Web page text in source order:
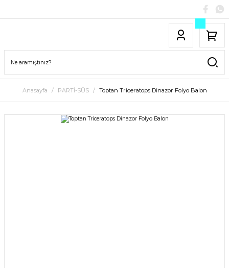
Anasayfa PARTİ-SÜS Toptan Triceratops Dinazor Folyo Balon